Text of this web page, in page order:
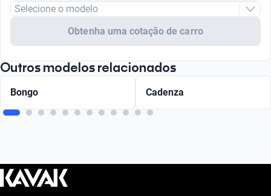
Selecione o modelo
Obtenha uma cotação de carro
Outros modelos relacionados
Bongo Cadenza